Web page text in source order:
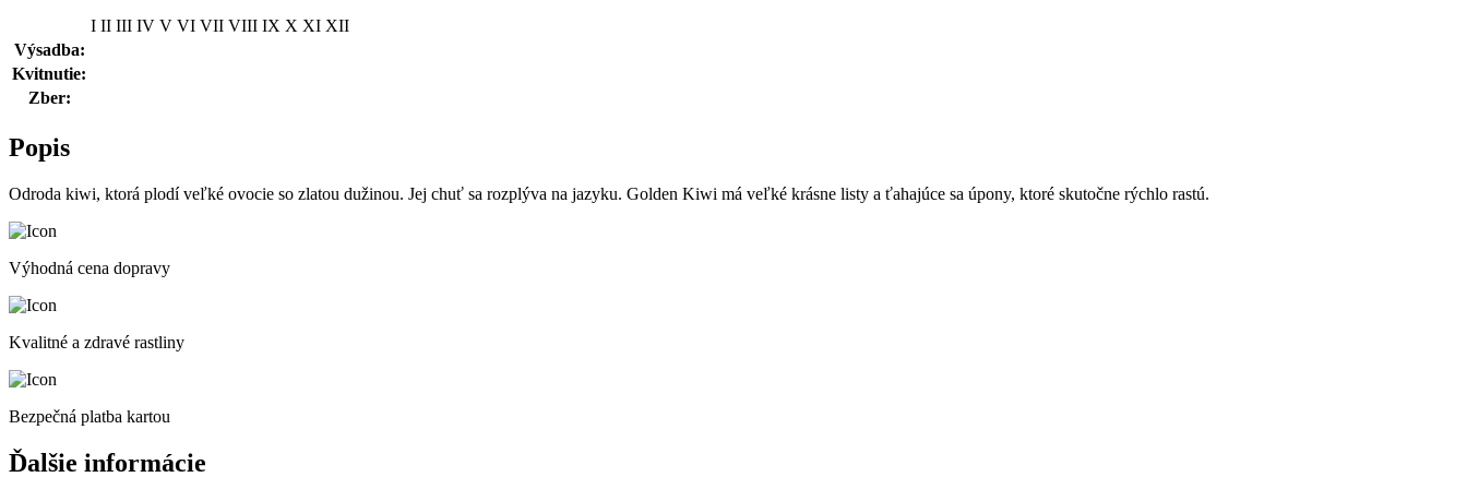
I II III IV V VI VII VIII IX X XI XII
Výsadba:
Kvitnutie:
Zber:
Popis
Odroda kiwi, ktorá plodí veľké ovocie so zlatou dužinou. Jej chuť sa rozplýva na jazyku. Golden Kiwi má veľké krásne listy a ťahajúce sa úpony, ktoré skutočne rýchlo rastú.
Výhodná cena dopravy
Kvalitné a zdravé rastliny
Bezpečná platba kartou
Ďalšie informácie